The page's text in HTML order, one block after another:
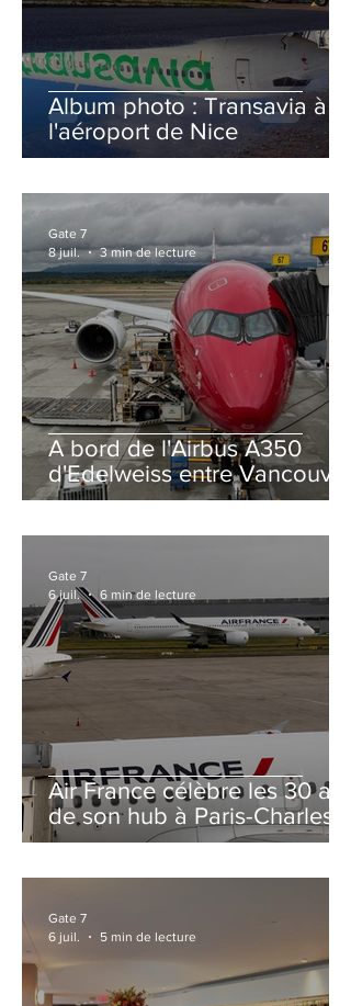
Album photo : Transavia à
l'aéroport de Nice
A bord de l'Airbus A350
d'Edelweiss entre Vancouver
et Zurich
Gate 7
8 juil.
3 min de lecture
Air France célèbre les 30 ans
de son hub à Paris-Charles
de Gaulle
Gate 7
6 juil.
6 min de lecture
Gate 7
6 juil.
5 min de lecture